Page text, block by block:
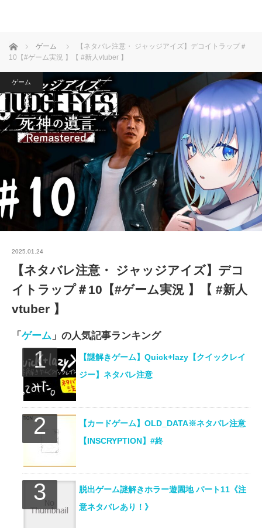
ホーム ゲーム
【ネタバレ注意・ ジャッジアイズ】デコイトラップ＃
10【#ゲーム実況 】【 #新人vtuber 】
ゲーム
2025.01.24
【ネタバレ注意・ ジャッジアイズ】デコ
イトラップ＃10【#ゲーム実況 】【 #新人
vtuber 】
「 ゲーム 」の人気記事ランキング
【謎解きゲーム】Quick+lazy【クイックレイ
ジー】ネタバレ注意
【カードゲーム】OLD_DATA※ネタバレ注意
【INSCRYPTION】#終
脱出ゲーム謎解きホラー遊園地 パート11《注
意ネタバレあり！》